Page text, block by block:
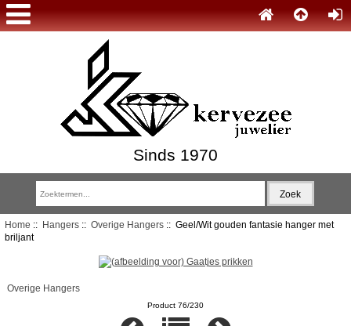
Sinds 1970
Home :: Hangers:: Overige Hangers:: Geel/Wit gouden fantasie hanger met
briljant
Overige Hangers
Product 76/230